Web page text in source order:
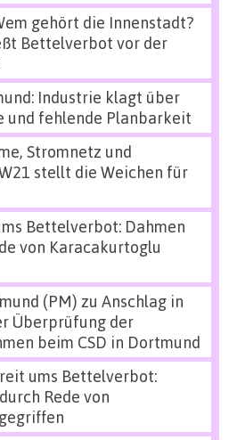
gehört die Innenstadt?
Bettelverbot vor der
Industrie klagt über
und fehlende Planbarkeit
Stromnetz und
stellt die Weichen für
Bettelverbot: Dahmen
von Karacakurtoglu
(PM) zu Anschlag in
Überprüfung der
beim CSD in Dortmund
ums Bettelverbot:
Rede von